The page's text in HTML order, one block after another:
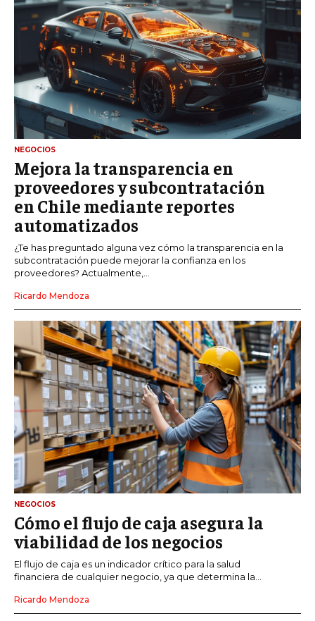
NEGOCIOS
Mejora la transparencia en
proveedores y subcontratación
en Chile mediante reportes
automatizados
¿Te has preguntado alguna vez cómo la transparencia en la
subcontratación puede mejorar la confianza en los
proveedores? Actualmente,...
Ricardo Mendoza
NEGOCIOS
Cómo el flujo de caja asegura la
viabilidad de los negocios
El flujo de caja es un indicador crítico para la salud
financiera de cualquier negocio, ya que determina la...
Ricardo Mendoza